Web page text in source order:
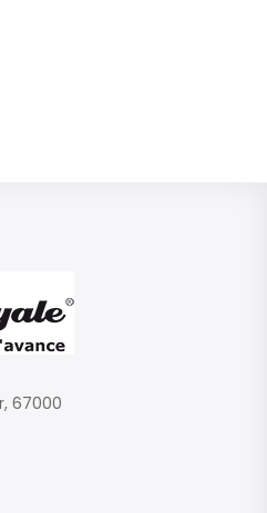
67000